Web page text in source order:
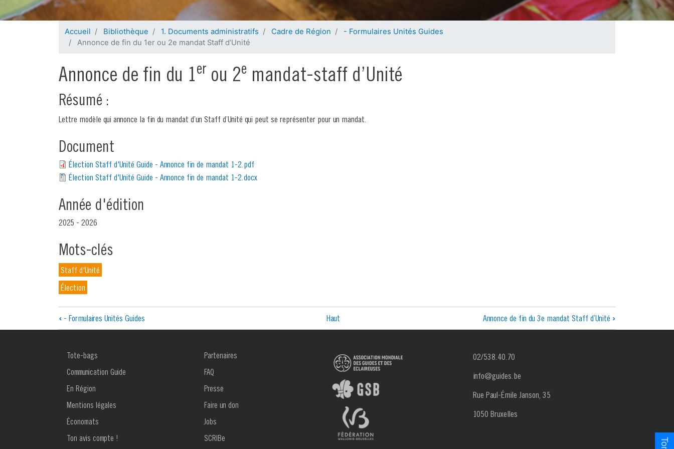
Les Règles d’Or
La Totémisation
L'engagement Horizon
Ramène tes potes
Tes déchets
Subsides
SCRIBe
Formulaires parents
Montant des cotisations
Comptes et budget
Attestation d'appartenance
Compte et budget
Assurances
Formulaire pour les parents
Attestation d’appartenance
Subsides
Ta TO DO de la rentrée
Formation des nouveaux Cadres de Région
L'Université
ForFor
ForCor
Accueil Bibliothèque 1. Documents administratifs Cadre de Région
- Formulaires Unités Guides
Annonce de fin du 1er ou 2e mandat Staff d’Unité
Annonce de fin du 1er ou 2e mandat-staff d’Unité
Résumé :
Lettre modèle qui annonce la fin du mandat d’un Staff d’Unité qui peut se représenter pour un mandat.
Document
Élection Staff d'Unité Guide - Annonce fin de mandat 1-2.pdf
Élection Staff d'Unité Guide - Annonce fin de mandat 1-2.docx
Année d'édition
2025 - 2026
Mots-clés
Staff d'Unité
Élection
Liens
transversaux
de
livre
pour
Annonce
de
‹ - Formulaires Unités Guides Haut Annonce de fin du 3e mandat Staff d’Unité ›
MENU
FOOTER
Tote-bags
Communication Guide
En Région
Mentions légales
Économats
Ton avis compte !
MENU
FOOTER
Partenaires
FAQ
Presse
Faire un don
Jobs
SCRIBe
02/538.40.70
info@guides.be
Rue Paul-Émile Janson, 35
1050 Bruxelles